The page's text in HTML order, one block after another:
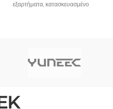
εξαρτήματα, κατασκευασμένο